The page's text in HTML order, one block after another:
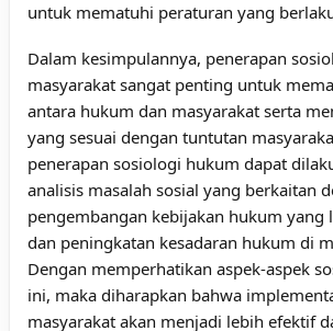
untuk mematuhi peraturan yang
Dalam kesimpulannya, penerapan
masyarakat sangat penting untuk
antara hukum dan masyarakat serta
yang sesuai dengan tuntutan
penerapan sosiologi hukum dapat
analisis masalah sosial yang berkaitan
pengembangan kebijakan hukum yang
dan peningkatan kesadaran hukum di
Dengan memperhatikan aspek-aspek
ini, maka diharapkan bahwa
masyarakat akan menjadi lebih efektif